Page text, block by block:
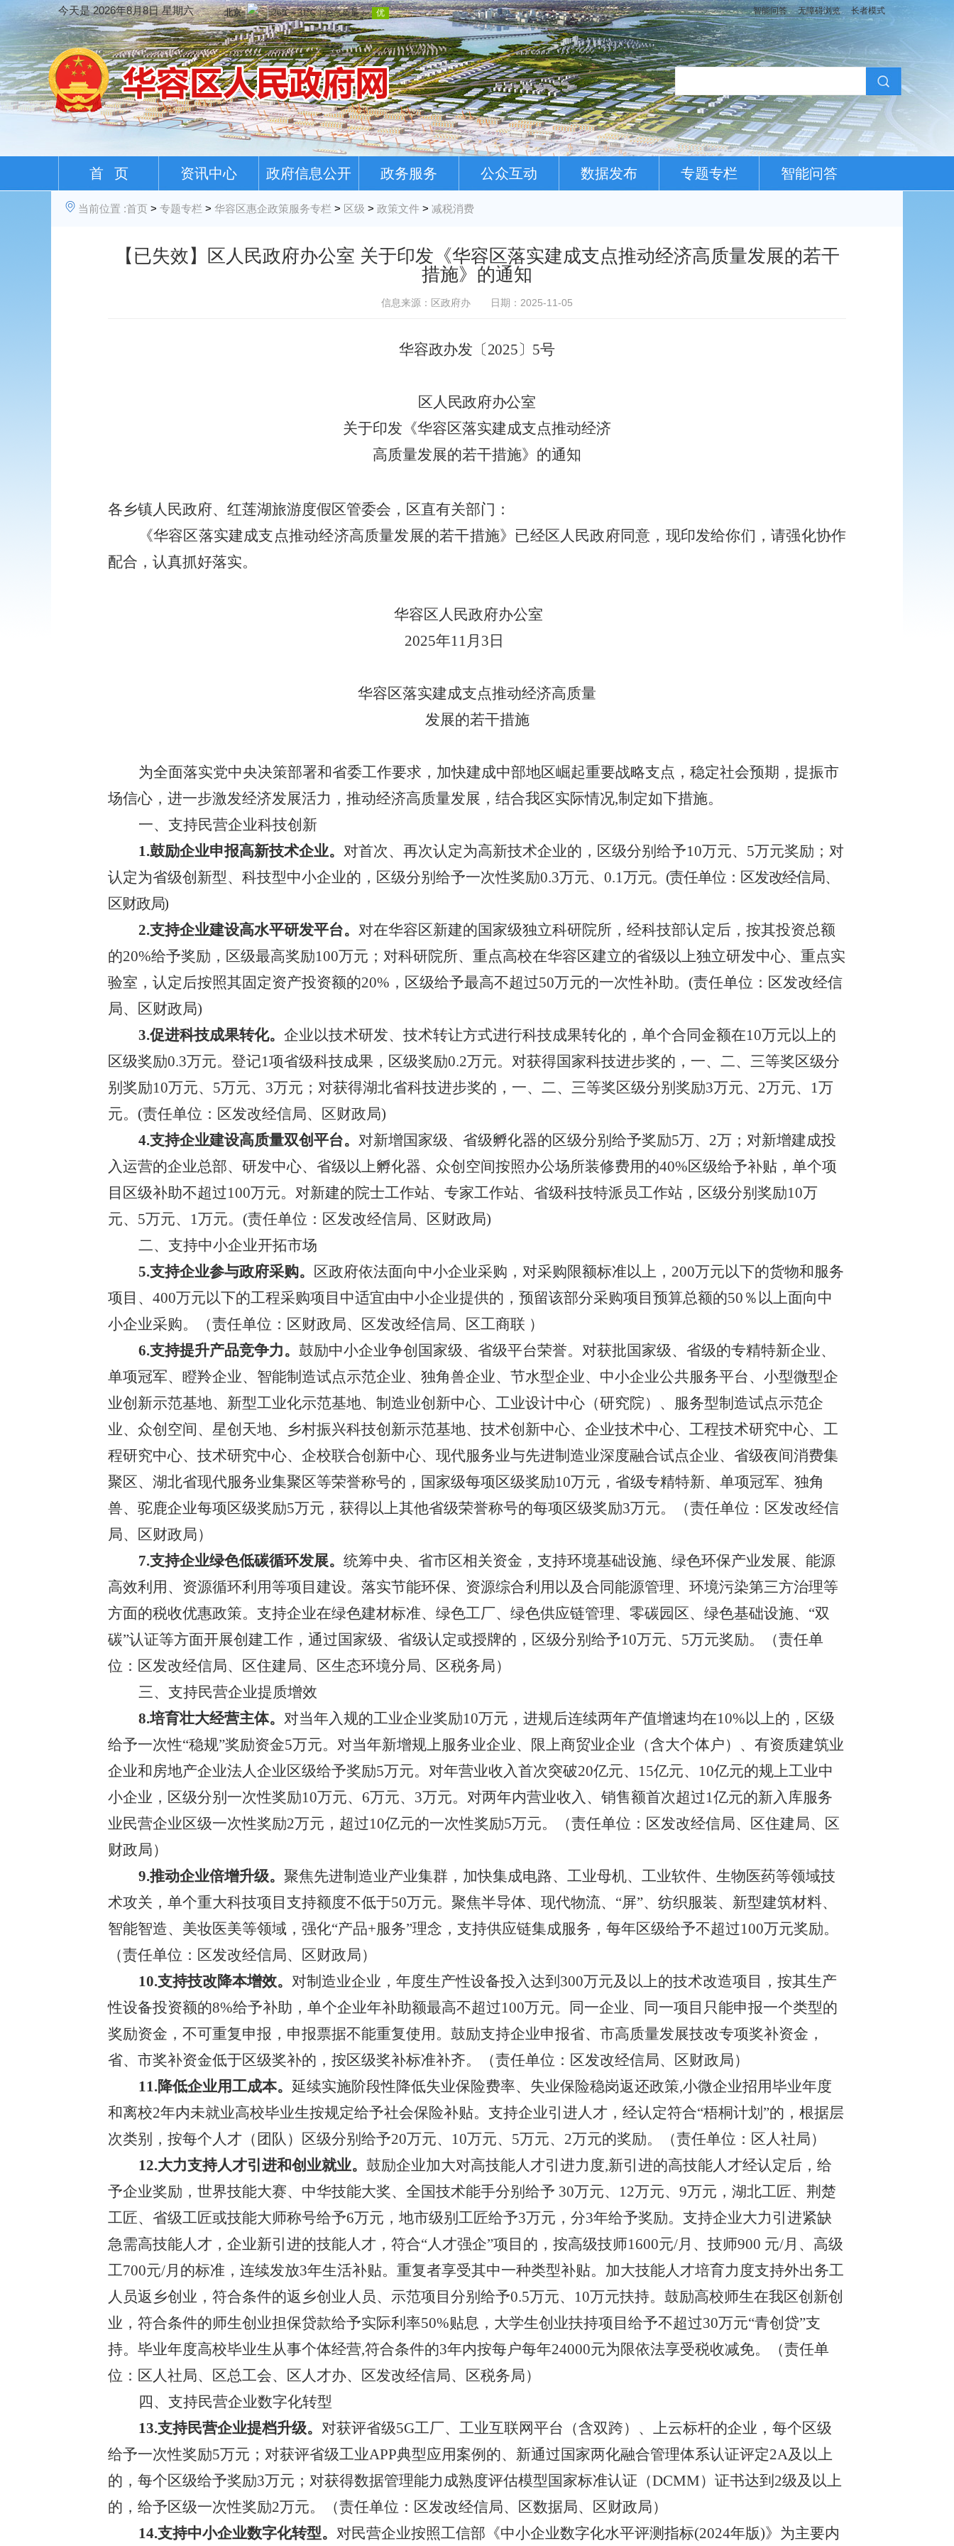
1
今天是2026年8月8日 星期六 智能问答 无障碍浏览 长者模式
首 页 资讯中心 政府信息公开 政务服务 公众互动 数据发布 专题专栏 智能问答
当前位置 :首页 > 专题专栏 > 华容区惠企政策服务专栏 > 区级 > 政策文件 > 减税消费
【已失效】区人民政府办公室 关于印发《华容区落实建成支点推动经济高质量发展的若干
措施》的通知
信息来源：区政府办 日期：2025-11-05
华容政办发〔2025〕 5号
区人民政府办公室
关于印发《华容区落实建成支点推动经济
高质量发展的若干措施》的通知
各乡镇人民政府、红莲湖旅游度假区管委会，区直有关部门 ：
《华容区落实建成支点推动经济高质量发展的若干措施》已经区人民政府同意，现印发给你们，请强化协作
配合，认真抓好落实。
华容区人民政府办公室
2025年11月3日
华容区落实建成支点推动经济高质量
发展的若干措施
为全面落实党中央决策部署和省委工作要求 ，加快建成中部地区崛起重要战略支点，稳定社会预期，提振市
场信心，进一步激发经济发展活力，推动经济高质量发展，结合我区实际情况,制定如下措施。
一、支持民营企业科技创新
1.鼓励企业申报高新技术企业。 对首次、 再次认定为高新技术企业的， 区级分别 给予10万元、 5万元奖励；对
认定为省级创新型、 科技型中小企业的 ， 区级分别 给予一次性奖励0.3万元、 0.1万元。 (责任单位：区发改经信局、
区财政局)
2.支持企业建设高水平研发平台。 对在华容区新建的国家级独立科研院所，经科技部认定后，按其投资总额
的20%给予奖励， 区级最高奖励100万元 ；对科研院所、重点高校在华容区建立的省级以上独立研发中心、重点实
验室，认定后按照其固定资产投资额的20%， 区级给予最高不超过50万元的一次性补助。(责任单位：区发改经信
局、区财政局)
3.促进科技成果转化。 企业以技术研发、技术转让方式进行科技成果转化的，单个合同金额在10万元以上的
区级奖励0.3万元。登记1项省级科技成果， 区级奖励0.2万元。对获得国家科技进步奖的，一、二、三等奖区级分
别奖励10万元、 5万元、 3万元；对获得湖北省科技进步奖的，一、二、三等奖区级分别奖励3万元、 2万元、 1万
元。 (责任单位：区发改经信局、区财政局)
4.支持企业建设高质量双创平台。 对新增国家级、省级孵化器的区级分别给予奖励5万、2万；对新增建成投
入运营的企业总部、研发中心、 省级以上孵化器、众创空间按照办公场所装修费用的40%区级给予补贴，单个项
目 区级补助不超过100万元。对新建的院士工作站、专家工作站、 省级科技特派员工作站， 区级分别奖励10万
元、5万元、1万元。 (责任单位：区发改经信局、区财政局)
二、 支持中小企业开拓市场
5.支持企业参与政府采购。
区政府依法面向中小企业采购， 对采购限额标准以上， 200万元以下的货物和服务
项目、400万元以下的工程采购项目中适宜由中小企业提供的，预留该部分采购项目预算总额的50％以上面向中
小企业采购。
（责任单位：区财政局、区发改经信局、区工商联 ）
6.支持提升产品竞争力。 鼓励中小企业争创国家级、省级平台荣誉。对获批国家级、省级的专精特新企业、
单项冠军、瞪羚企业、智能制造试点示范企业、独角兽企业、节水型企业、中小企业公共服务平台、小型微型企
业创新示范基地、新型工业化示范基地、制造业创新中心、工业设计中心（研究院）、服务型制造试点示范企
业、众创空间、星创天地、乡村振兴科技创新示范基地、技术创新中心、企业技术中心、工程技术研究中心、工
程研究中心、技术研究中心、企校联合创新中心、现代服务业与先进制造业深度融合试点企业、省级夜间消费集
聚区、湖北省现代服务业集聚区等荣誉称号的，国家级每项区级奖励10万元，省级专精特新、单项冠军、独角
兽、驼鹿企业每项区级奖励5万元，获得以上其他省级荣誉称号的每项区级奖励3万元。（责任单位：区发改经信
局、区财政局）
7.支持企业绿色低碳循环发展。 统筹中央、省市区相关资金，支持环境基础设施、绿色环保产业发展、能源
高效利用、资源循环利用等项目建设。落实节能环保、资源综合利用以及合同能源管理、环境污染第三方治理等
方面的税收优惠政策。支持企业在绿色建材标准、绿色工厂、绿色供应链管理、零碳园区、绿色基础设施、 “双
碳”认证等方面开展创建工作，通过国家级、省级认定或授牌的，区级分别给予10万元、5万元奖励。（责任单
位：区发改经信局、区住建局、区生态环境分局、区税务局）
三、支持民营企业提质增效
8.培育壮大经营主体。 对当年入规的工业企业奖励10万元，进规后连续两年产值增速均在10%以上的， 区级
给予一次性“稳规”奖励资金5万元。对当年新增规上服务业企业、限上商贸业企业（含大个体户）、有资质建筑业
企业和房地产企业法人企业区级给予奖励5万元。对年营业收入首次突破20亿元、15亿元、10亿元的规上工业中
小企业， 区级分别一次性奖励10万元、 6万元、 3万元。对两年内营业收入、销售额首次超过1亿元的新入库服务
业民营企业区级一次性奖励2万元，超过10亿元的一次性奖励5万元。（责任单位：区发改经信局、区住建局、区
财政局）
9.推动企业倍增升级。 聚焦先进制造业产业集群，加快集成电路、工业母机、工业软件、生物医药等领域技
术攻关，单个重大科技项目支持额度不低于50万元。聚焦半导体、现代物流、“屏”、纺织服装、新型建筑材料、
智能智造、美妆医美等领域，强化“产品+服务”理念，支持供应链集成服务，每年区级给予不超过100万元奖励。
（责任单位：区发改经信局、区财政局）
10.支持技改降本增效。 对制造业企业，年度生产性设备投入达到 300万元及以上的技术改造项目，按其生产
性设备投资额的8%给予补助，单个企业年补助额最高不超过100万元。同一企业、同一项目只能申报一个类型的
奖励资金，不可重复申报，申报票据不能重复使用。鼓励支持企业申报省、 市高质量发展技改专项奖补资金，
省、 市奖补资金低于区级奖补的，按区级奖补标准补齐。（责任单位：区发改经信局、区财政局）
11.降低企业用工成本。 延续实施阶段性降低失业保险费率、失业保险稳岗返还政策,小微企业招用毕业年度
和离校2年内未就业高校毕业生按规定给予社会保险补贴。 支持企业引进人才，经认定符合“梧桐计划”的，根据层
次类别，按每个人才（团队）区级分别给予20万元、10万元、5万元、2万元的奖励。
（责任单位：区人社局）
12.大力支持人才引进和创业就业。 鼓励企业加大对高技能人才引进力度,新引进的高技能人才经认定后，给
予企业奖励，世界技能大赛、中华技能大奖、全国技术能手分别给予 30万元、12万元、9万元，湖北工匠、荆楚
工匠、省级工匠或技能大师称号给予6万元，地市级别工匠给予3万元，分3年给予奖励。支持企业大力引进紧缺
急需高技能人才，企业新引进的技能人才，符合“人才强企”项目的，按高级技师1600元/月、技师900 元/月、高级
工700元/月的标准，连续发放3年生活补贴。 重复者享受其中一种类型补贴。加大技能人才培育力度支持外出务工
人员返乡创业，符合条件的返乡创业人员、 示范项目分别给予0.5万元、 10万元扶持。鼓励高校师生在我区创新创
业，符合条件的师生创业担保贷款给予实际利率50%贴息，大学生创业扶持项目给予不超过30万元“青创贷”支
持。 毕业年度高校毕业生从事个体经营,符合条件的3年内按每户每年24000元为限依法享受税收减免。（责任单
位：区人社局、 区总工会、区人才办、区发改经信局、 区税务局）
四、支持民营企业数字化转型
13.支持民营企业提档升级。 对获评省级5G工厂、工业互联网平台（含双跨）、上云标杆的企业，每个区级
给予一次性奖励5万元；对获评省级工业APP典型应用案例的、 新通过国家两化融合管理体系认证评定2A及以上
的 ， 每个区级给予奖励3万元；对获得数据管理能力成熟度评估模型国家标准认证（DCMM）证书达到2级及以上
的，给予区级一次性奖励2万元。（责任单位：区发改经信局、 区数据局、
区财政局）
14.支持中小企业数字化转型。 对民营企业按照工信部《中小企业数字化水平评测指标(2024年版)》为主要内